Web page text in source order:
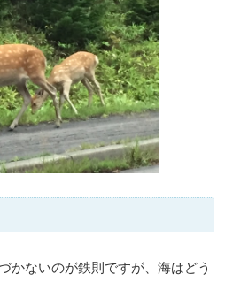
かないのが鉄則ですが、海はどう